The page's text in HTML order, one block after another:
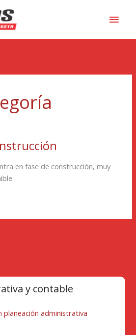
en fase de construcción, muy
y contable
planeación administrativa